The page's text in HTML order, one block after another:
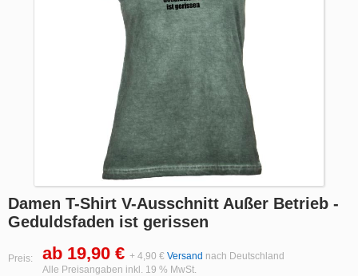
Damen T-Shirt V-Ausschnitt Außer Betrieb -
Geduldsfaden ist gerissen
Preis: ab 19,90 € + 4,90 € Versand nach Deutschland
Alle Preisangaben inkl. 19 % MwSt.